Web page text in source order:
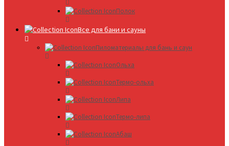
Полок
Все для бани и сауны
Пиломатериалы для бань и саун
Ольха
Термо-ольха
Липа
Термо-липа
Абаш